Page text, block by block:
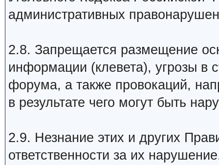
административных
2.8. Запрещается размещение
информации (клевета), угрозы в
форума, а также провокаций,
в результате чего могут быть
2.9. Незнание этих и других
ответственности за их